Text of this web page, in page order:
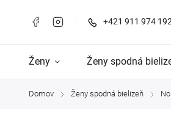
+421 911 974
Ženy Ženy spodná
Domov / Ženy spodná bielizeň /